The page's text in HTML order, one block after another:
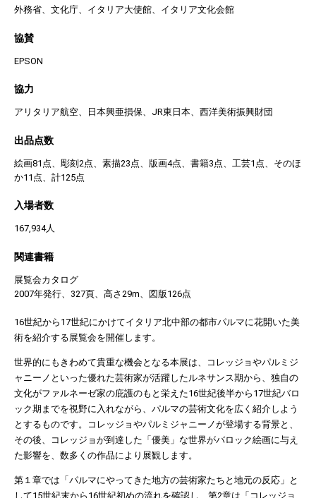
外務省、文化庁、イタリア大使館、イタリア文化会館
協賛
EPSON
協力
アリタリア航空、日本興亜損保、JR東日本、西洋美術振興財団
出品点数
絵画81点、彫刻2点、素描23点、版画4点、書籍3点、工芸1点、そのほ
か11点、計125点
入場者数
167,934人
関連書籍
展覧会カタログ
2007年発行、327頁、高さ29m、図版126点
16世紀から17世紀にかけてイタリア北中部の都市パルマに花開いた美
術を紹介する展覧会を開催します。
世界的にもきわめて貴重な機会となる本展は、コレッジョやパルミジ
ャニーノといった優れた芸術家が活躍したルネサンス期から、独自の
文化がファルネーゼ家の庇護のもと栄えた16世紀後半から17世紀バロ
ック期までを視野に入れながら、パルマの芸術文化を広く紹介しよう
とするものです。コレッジョやパルミジャニーノが登場する背景と、
その後、コレッジョが到達した「優美」な世界がバロック絵画に与え
た影響を、数多くの作品により展観します。
第１章では「パルマにやってきた地方の芸術家たちと地元の反応」と
して15世紀末から16世紀初めの流れを確認し、第2章は「コレッジョ